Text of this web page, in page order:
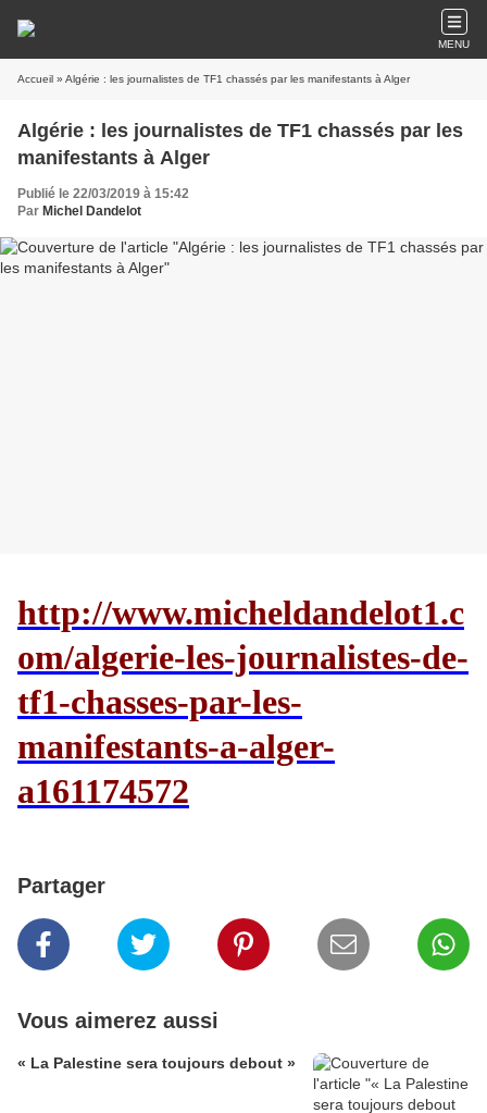
MENU
Accueil » Algérie : les journalistes de TF1 chassés par les manifestants à Alger
Algérie : les journalistes de TF1 chassés par les
manifestants à Alger
Publié le 22/03/2019 à 15:42
Par Michel Dandelot
http://www.micheldandelot1.c
om/algerie-les-journalistes-de-
tf1-chasses-par-les-
manifestants-a-alger-
a161174572
Partager
Vous aimerez aussi
« La Palestine sera toujours debout »